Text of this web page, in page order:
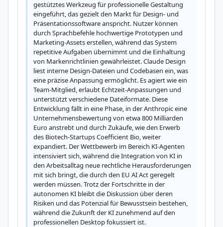
gestütztes Werkzeug für professionelle Gestaltung
eingeführt, das gezielt den Markt für Design- und
Präsentationssoftware anspricht. Nutzer können
durch Sprachbefehle hochwertige Prototypen und
Marketing-Assets erstellen, während das System
repetitive Aufgaben übernimmt und die Einhaltung
von Markenrichtlinien gewährleistet. Claude Design
liest interne Design-Dateien und Codebasen ein, was
eine präzise Anpassung ermöglicht. Es agiert wie ein
Team-Mitglied, erlaubt Echtzeit-Anpassungen und
unterstützt verschiedene Dateiformate. Diese
Entwicklung fällt in eine Phase, in der Anthropic eine
Unternehmensbewertung von etwa 800 Milliarden
Euro anstrebt und durch Zukäufe, wie den Erwerb
des Biotech-Startups Coefficient Bio, weiter
expandiert. Der Wettbewerb im Bereich KI-Agenten
intensiviert sich, während die Integration von KI in
den Arbeitsalltag neue rechtliche Herausforderungen
mit sich bringt, die durch den EU AI Act geregelt
werden müssen. Trotz der Fortschritte in der
autonomen KI bleibt die Diskussion über deren
Risiken und das Potenzial für Bewusstsein bestehen,
während die Zukunft der KI zunehmend auf den
professionellen Desktop fokussiert ist.